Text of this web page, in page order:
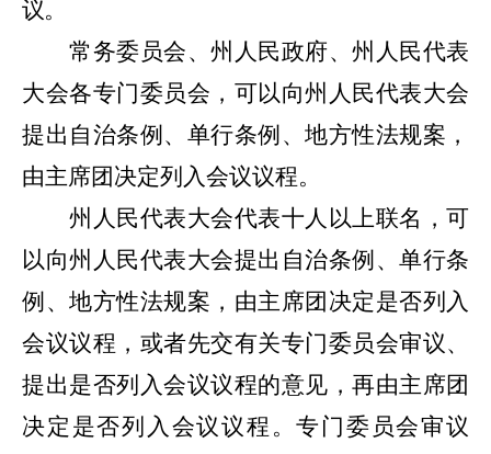
议。
常务委员会、州人民政府、州人民代表
大会各专门委员会，可以向州人民代表大会
提出自治条例、单行条例、地方性法规案，
由主席团决定列入会议议程。
州人民代表大会代表十人以上联名，可
以向州人民代表大会提出自治条例、单行条
例、地方性法规案，由主席团决定是否列入
会议议程，或者先交有关专门委员会审议、
提出是否列入会议议程的意见，再由主席团
决定是否列入会议议程。专门委员会审议